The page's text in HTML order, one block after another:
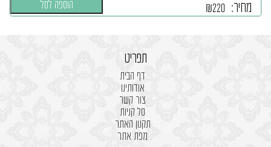
מחיר: ₪220 הוספה לסל
תפריט
דף הבית
אודותינו
צור קשר
סל קניות
תקנון האתר
מפת אתר